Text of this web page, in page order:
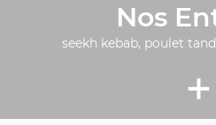
Nos
seekh kebab, poulet
+